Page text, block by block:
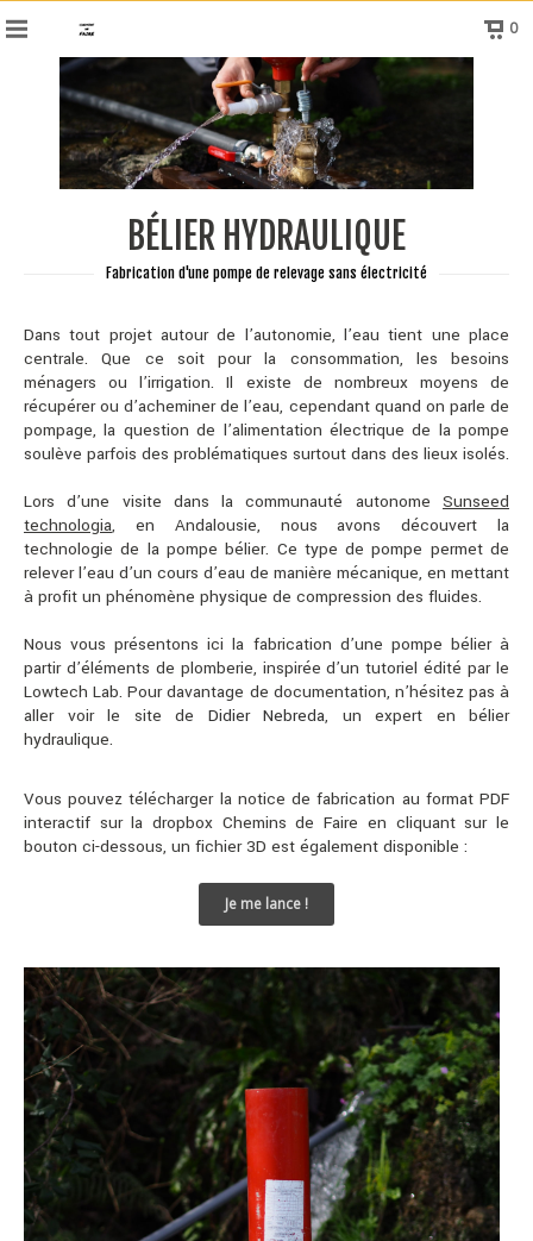
0
BÉLIER HYDRAULIQUE
Fabrication d'une pompe de relevage sans électricité
Dans tout projet autour de l’autonomie, l’eau tient une place
centrale. Que ce soit pour la consommation, les besoins
ménagers ou l’irrigation. Il existe de nombreux moyens de
récupérer ou d’acheminer de l’eau, cependant quand on parle de
pompage, la question de l’alimentation électrique de la pompe
soulève parfois des problématiques surtout dans des lieux isolés.
Lors d’une visite dans la communauté autonome Sunseed
technologia, en Andalousie, nous avons découvert la
technologie de la pompe bélier. Ce type de pompe permet de
relever l’eau d’un cours d’eau de manière mécanique, en mettant
à profit un phénomène physique de compression des fluides.
Nous vous présentons ici la fabrication d’une pompe bélier à
partir d’éléments de plomberie, inspirée d’un tutoriel édité par le
Lowtech Lab. Pour davantage de documentation, n’hésitez pas à
aller voir le site de Didier Nebreda, un expert en bélier
hydraulique.
Vous pouvez télécharger la notice de fabrication au format PDF
interactif sur la dropbox Chemins de Faire en cliquant sur le
bouton ci-dessous, un fichier 3D est également disponible :
Je me lance !